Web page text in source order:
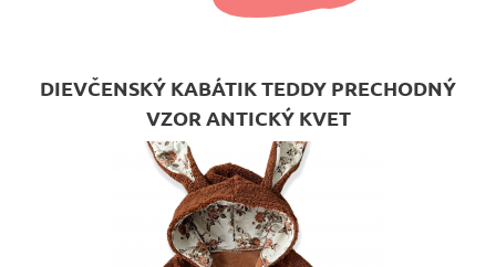
DIEVČENSKÝ KABÁTIK TEDDY PRECHODNÝ
VZOR ANTICKÝ KVET